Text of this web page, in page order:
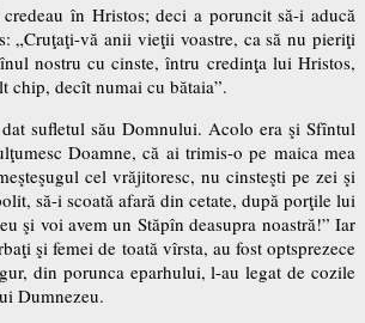
în Hristos; deci a poruncit să-i aducă
„Cruţaţi-vă anii vieţii voastre, ca să nu pieriţi
nostru cu cinste, întru credinţa lui Hristos,
chip, decît numai cu bătaia”.
sufletul său Domnului. Acolo era şi Sfîntul
Doamne, că ai trimis-o pe maica mea
cel vrăjitoresc, nu cinsteşti pe zei şi
să-i scoată afară din cetate, după porţile lui
şi voi avem un Stăpîn deasupra noastră!” Iar
şi femei de toată vîrsta, au fost optsprezece
din porunca eparhului, l-au legat de cozile
Dumnezeu.